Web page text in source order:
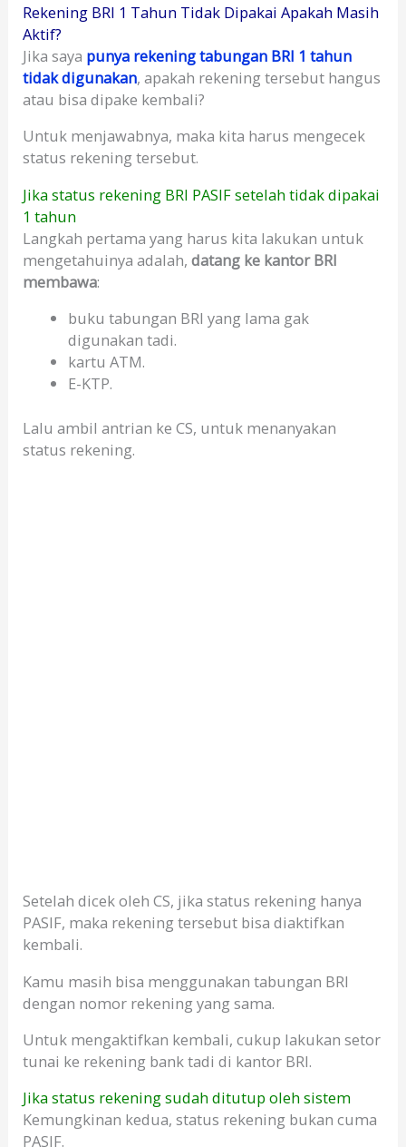
Rekening BRI 1 Tahun Tidak Dipakai Apakah Masih
Aktif?
Jika saya punya rekening tabungan BRI 1 tahun
tidak digunakan, apakah rekening tersebut hangus
atau bisa dipake kembali?
Untuk menjawabnya, maka kita harus mengecek
status rekening tersebut.
Jika status rekening BRI PASIF setelah tidak dipakai
1 tahun
Langkah pertama yang harus kita lakukan untuk
mengetahuinya adalah,datang ke kantor BRI
membawa:
buku tabungan BRI yang lama gak
digunakan tadi.
kartu ATM.
E-KTP.
Lalu ambil antrian ke CS, untuk menanyakan
status rekening.
Setelah dicek oleh CS, jika status rekening hanya
PASIF, maka rekening tersebut bisa diaktifkan
kembali.
Kamu masih bisa menggunakan tabungan BRI
dengan nomor rekening yang sama.
Untuk mengaktifkan kembali, cukup lakukan setor
tunai ke rekening bank tadi di kantor BRI.
Jika status rekening sudah ditutup oleh sistem
Kemungkinan kedua, status rekening bukan cuma
PASIF.